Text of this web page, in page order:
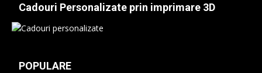
Cadouri Personalizate prin imprimare 3D
POPULARE